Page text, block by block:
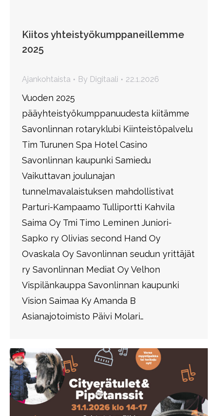
Kiitos yhteistyökumppaneillemme
2025
Ajankohtaista By Digitaali 22.1.2026
Vuoden 2025
pääyhteistyökumppanuudesta kiitämme
Savonlinnan rotaryklubi Kiinteistöpalvelu
Tim Turunen Spa Hotel Casino
Savonlinnan kaupunki Samiedu
Vaikuttavan joulunajan
tunnelmavalaistuksen mahdollistivat
Parturi-Kampaamo Tulliportti Kahvila
Saima Oy Tmi Timo Leminen Juniori-
Sapko ry Olivias second Hand Oy
Ovaskala Oy Savonlinnan seudun yrittäjät
ry Savonlinnan Mediat Oy Velhon
Vispilänkauppa Savonlinnan kaupunki
Vision Saimaa Ky Amanda B
Asianajotoimisto Päivi Molari…